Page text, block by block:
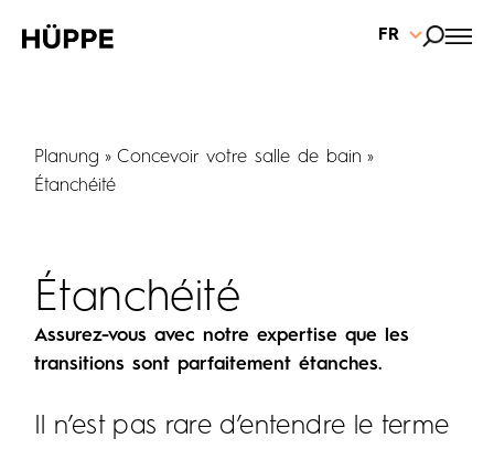
FR
Planung
Concevoir votre salle de bain
Étanchéité
Étanchéité
Assurez-vous avec notre expertise que les
transitions sont parfaitement étanches.
Il n’est pas rare d’entendre le terme